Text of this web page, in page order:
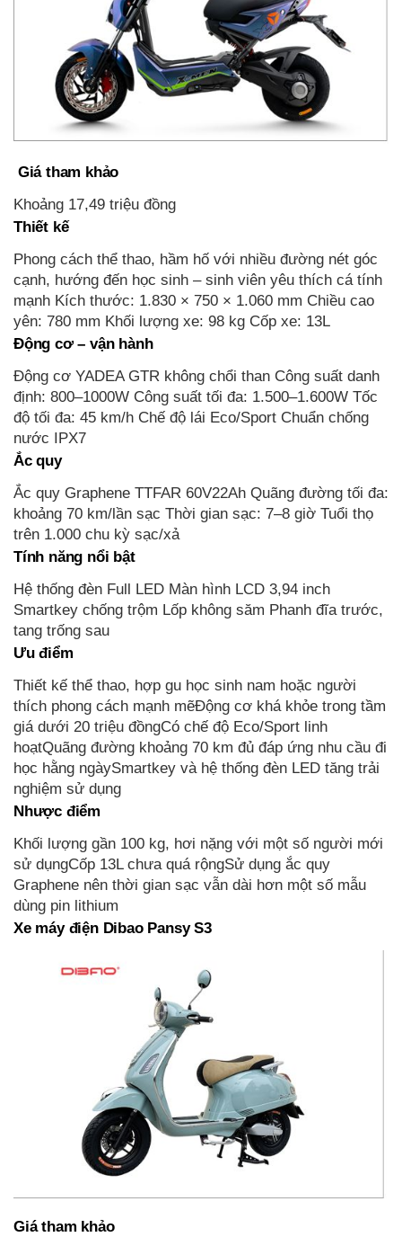
Giá tham khảo
Khoảng 17,49 triệu đồng
Thiết kế
Phong cách thể thao, hầm hố với nhiều đường nét góc
cạnh, hướng đến học sinh – sinh viên yêu thích cá tính
mạnh Kích thước: 1.830 × 750 × 1.060 mm Chiều cao
yên: 780 mm Khối lượng xe: 98 kg Cốp xe: 13L
Động cơ – vận hành
Động cơ YADEA GTR không chổi than Công suất danh
định: 800–1000W Công suất tối đa: 1.500–1.600W Tốc
độ tối đa: 45 km/h Chế độ lái Eco/Sport Chuẩn chống
nước IPX7
Ắc quy
Ắc quy Graphene TTFAR 60V22Ah Quãng đường tối đa:
khoảng 70 km/lần sạc Thời gian sạc: 7–8 giờ Tuổi thọ
trên 1.000 chu kỳ sạc/xả
Tính năng nổi bật
Hệ thống đèn Full LED Màn hình LCD 3,94 inch
Smartkey chống trộm Lốp không săm Phanh đĩa trước,
tang trống sau
Ưu điểm
Thiết kế thể thao, hợp gu học sinh nam hoặc người
thích phong cách mạnh mẽĐộng cơ khá khỏe trong tầm
giá dưới 20 triệu đồngCó chế độ Eco/Sport linh
hoạtQuãng đường khoảng 70 km đủ đáp ứng nhu cầu đi
học hằng ngàySmartkey và hệ thống đèn LED tăng trải
nghiệm sử dụng
Nhược điểm
Khối lượng gần 100 kg, hơi nặng với một số người mới
sử dụngCốp 13L chưa quá rộngSử dụng ắc quy
Graphene nên thời gian sạc vẫn dài hơn một số mẫu
dùng pin lithium
Xe máy điện Dibao Pansy S3
Giá tham khảo